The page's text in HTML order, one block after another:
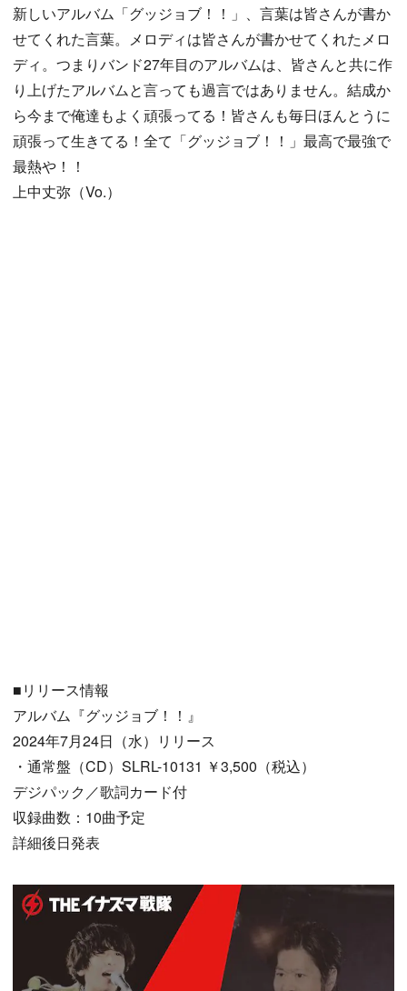
新しいアルバム「グッジョブ！！」、言葉は皆さんが書か
せてくれた言葉。メロディは皆さんが書かせてくれたメロ
ディ。つまりバンド27年目のアルバムは、皆さんと共に作
り上げたアルバムと言っても過言ではありません。結成か
ら今まで俺達もよく頑張ってる！皆さんも毎日ほんとうに
頑張って生きてる！全て「グッジョブ！！」最高で最強で
最熱や！！
上中丈弥（Vo.）
■リリース情報
アルバム『グッジョブ！！』
2024年7月24日（水）リリース
・通常盤（CD）SLRL-10131 ￥3,500（税込）
デジパック／歌詞カード付
収録曲数：10曲予定
詳細後日発表